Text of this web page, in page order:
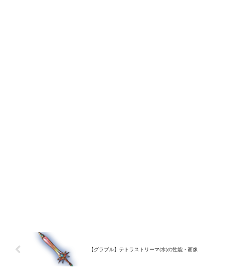
【グラブル】テトラストリーマ(水)の性能・画像